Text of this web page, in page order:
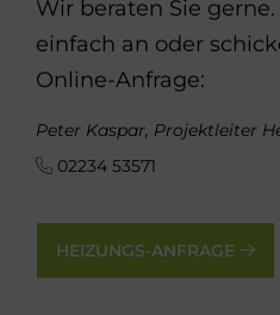
Wir beraten Sie
einfach an oder
Online-Anfrage:
Peter Kaspar, Projektleiter
02234 53571
HEIZUNGS-ANFRAGE